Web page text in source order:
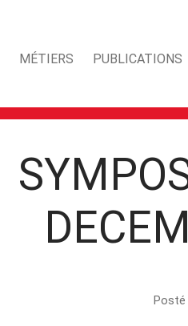
MÉTIERS PUBLICATIONS
Posté